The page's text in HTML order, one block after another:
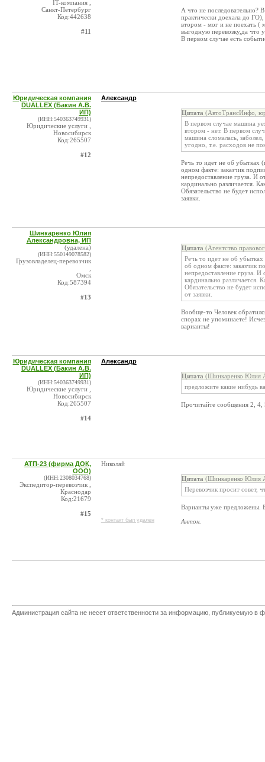
IT-компания ,
Санкт-Петербург
Код:442638
#11
А что не последовательно?
практически доехала до
втором - мог и не поехать (
выгодную перевозку,да что
В первом случае есть
Юридическая компания
DUALLEX (Бакин А.В.
ИП)
(ИНН:540363749931)
Юридические услуги ,
Новосибирск
Код:265507
#12
Александр
Цитата (АвтоТрансИнфо,
В первом случае машина
втором - нет. В первом
машина сломалась,
угодно, т.е. расходов не
Речь то идет не об
одном факте: заказчик
непредоставление груза. И
кардинально различается.
Обязательство не будет
заявки.
Шинкаренко Юлия
Александровна, ИП
(удалена)
(ИНН:550149078582)
Грузовладелец-перевозчик
Омск
Код:587394
#13
Цитата (Агентство
Речь то идет не об
об одном факте: заказчик
непредоставление груза.
кардинально различается.
Обязательство не будет
от заявки.
Вообще-то Человек
спорах не упоминаете!
варианты!
Юридическая компания
DUALLEX (Бакин А.В.
ИП)
(ИНН:540363749931)
Юридические услуги ,
Новосибирск
Код:265507
#14
Александр
Цитата (Шинкаренко Юлия
предложите какие нибудь
Прочитайте сообщения 2,
АТП-23 (фирма ДОК,
ООО)
(ИНН:2308034768)
Экспедитор-перевозчик ,
Краснодар
Код:21679
#15
Николай
* контакт был удален
Цитата (Шинкаренко Юлия
Перевозчик просит совет,
Варианты уже предложены.
Антон.
Администрация сайта не несет ответственности за информацию, публикуемую